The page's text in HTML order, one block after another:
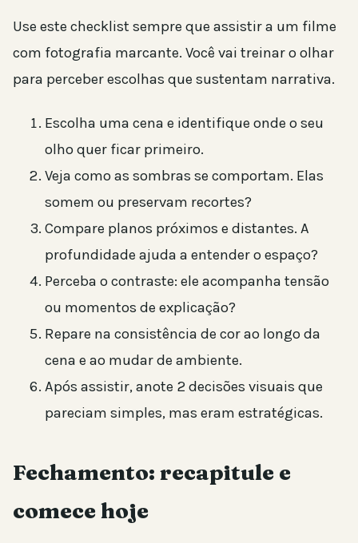
Use este checklist sempre que assistir a um filme
com fotografia marcante. Você vai treinar o olhar
para perceber escolhas que sustentam narrativa.
Escolha uma cena e identifique onde o seu
olho quer ficar primeiro.
Veja como as sombras se comportam. Elas
somem ou preservam recortes?
Compare planos próximos e distantes. A
profundidade ajuda a entender o espaço?
Perceba o contraste: ele acompanha tensão
ou momentos de explicação?
Repare na consistência de cor ao longo da
cena e ao mudar de ambiente.
Após assistir, anote 2 decisões visuais que
pareciam simples, mas eram estratégicas.
Fechamento: recapitule e
comece hoje